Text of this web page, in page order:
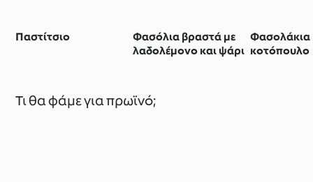
Παστίτσιο
Φασόλια βραστά με
λαδολέμονο και ψάρι
Φασολάκια
κοτόπουλο
Τι θα φάμε για πρωϊνό;